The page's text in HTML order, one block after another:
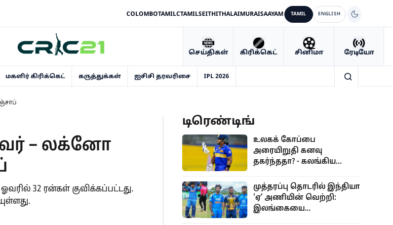
COLOMBOTAMILCTAMILSEITHITHALAIMURAISAAYAM TAMIL ENGLISH
செய்திகள் கிரிக்கெட் சினிமா ரேடியோ
மகளிர் கிரிக்கெட் கருத்துக்கள் ஐசிசி தரவரிசை IPL 2026
– லக்னோ
32 ரன்கள் குவிக்கப்பட்டது.
டிரெண்டிங்
உலகக் கோப்பை
அரையிறுதி கனவு
தகர்ந்ததா? - கலங்கிய
முத்தரப்பு தொடரில் இந்தியா
‘ஏ’ அணியின் வெற்றி:
இலங்கையை...